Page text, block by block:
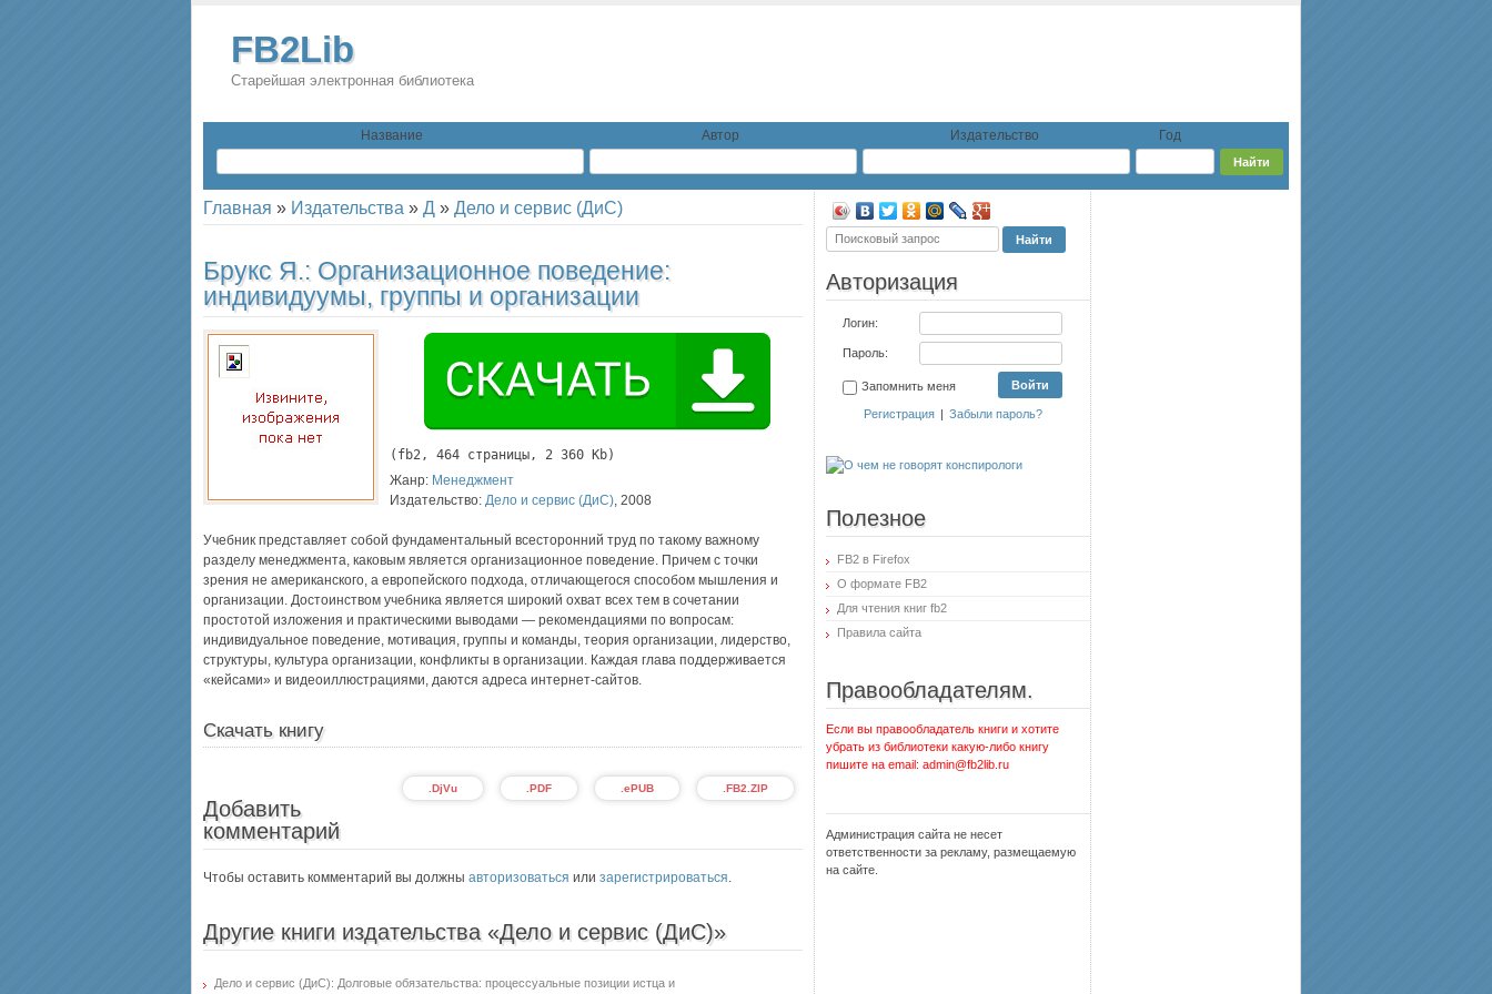
FB2Lib
Старейшая электронная библиотека
Название Автор Издательство Год
Главная » Издательства » Д » Дело и сервис (ДиС)
Брукс Я.: Организационное поведение:
индивидуумы, группы и организации
( fb2, 464 страницы, 2 360 Kb)
Жанр: Менеджмент
Издательство: Дело и сервис (ДиС), 2008
Учебник представляет собой фундаментальный всесторонний труд по такому важному
разделу менеджмента, каковым является организационное поведение. Причем с точки
зрения не американского, а европейского подхода, отличающегося способом мышления и
организации. Достоинством учебника является широкий охват всех тем в сочетании
простотой изложения и практическими выводами — рекомендациями по вопросам:
индивидуальное поведение, мотивация, группы и команды, теория организации, лидерство,
структуры, культура организации, конфликты в организации. Каждая глава поддерживается
«кейсами» и видеоиллюстрациями, даются адреса интернет-сайтов.
Скачать книгу
.FB2.ZIP
.ePUB
.PDF
.DjVu
Добавить
комментарий
Чтобы оставить комментарий вы должны авторизоваться или зарегистрироваться.
Другие книги издательства «Дело и сервис (ДиС)»
Дело и сервис (ДиС): Долговые обязательства: процессуальные позиции истца и
Авторизация
Логин:
Пароль:
Запомнить меня
Регистрация | Забыли пароль?
Полезное
FB2 в Firefox
О формате FB2
Для чтения книг fb2
Правила сайта
Правообладателям.
Если вы правообладатель книги и хотите
убрать из библиотеки какую-либо книгу
пишите на email: admin@fb2lib.ru
Администрация сайта не несет
ответственности за рекламу, размещаемую
на сайте.